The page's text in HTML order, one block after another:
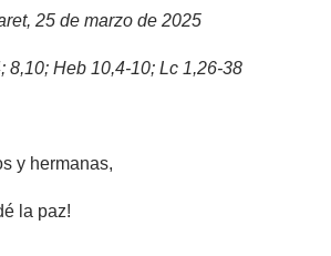
25 de marzo de 2025
8,10; Heb 10,4-10; Lc 1,26-38
y hermanas,
la paz!